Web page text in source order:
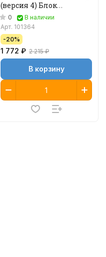
(версия 4) Блок
бесперебойного
питания
0
В наличии
Арт. 101364
-20%
1 772 ₽ 2 215 ₽
В корзину